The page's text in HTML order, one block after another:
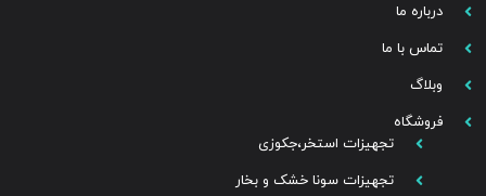
درباره ما
تماس با ما
وبلاگ
فروشگاه
تجهیزات استخر،جکوزی
تجهیزات سونا خشک و بخار